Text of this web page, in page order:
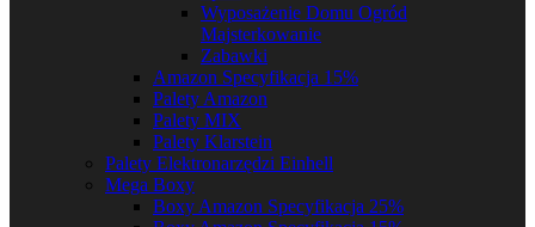
Wyposażenie Domu Ogród
Majsterkowanie
Zabawki
Amazon Specyfikacja 15%
Palety Amazon
Palety MIX
Palety Klarstein
Palety Elektronarzędzi Einhell
Mega Boxy
Boxy Amazon Specyfikacja 25%